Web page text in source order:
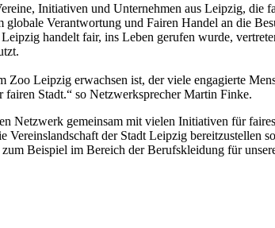
Initiativen und Unternehmen aus Leipzig,
Verantwortung und Fairen Handel an die
handelt fair, ins Leben gerufen wurde,
Zoo Leipzig erwachsen ist, der viele engagierte
Stadt.“ so Netzwerksprecher Martin Finke.
Netzwerk gemeinsam mit vielen Initiativen für
der Stadt Leipzig
Beispiel im Bereich der Berufskleidung für